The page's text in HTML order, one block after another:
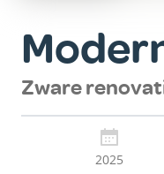
Zware
2025